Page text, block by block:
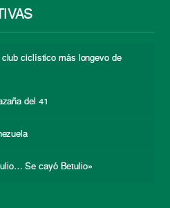
ciclístico más longevo de
del 41
Se cayó Betulio»